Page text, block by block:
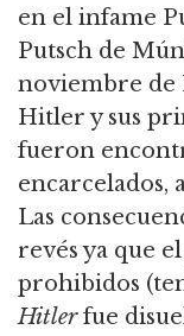
en el infame P
Putsch de
noviembre de
Hitler y sus
fueron
encarcelados,
Las
revés ya que
prohibidos
Hitlerfue